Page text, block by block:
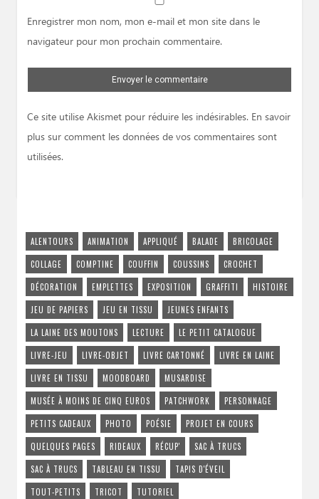
Enregistrer mon nom, mon e-mail et mon site dans le
navigateur pour mon prochain commentaire.
Ce site utilise Akismet pour réduire les indésirables. En savoir
plus sur comment les données de vos commentaires sont
utilisées.
ALENTOURS ANIMATION APPLIQUÉ BALADE
BRICOLAGE
COLLAGE
COMPTINE COUFFIN COUSSINS
CROCHET
DÉCORATION
EMPLETTES EXPOSITION GRAFFITI
HISTOIRE
JEU DE PAPIERS
JEU EN TISSU
JEUNES ENFANTS
LA LAINE DES MOUTONS
LECTURE
LE PETIT CATALOGUE
LIVRE-JEU
LIVRE-OBJET LIVRE CARTONNÉ
LIVRE EN LAINE
LIVRE EN TISSU
MOODBOARD
MUSARDISE
MUSÉE À MOINS DE CINQ EUROS
PATCHWORK
PERSONNAGE
PETITS CADEAUX
PHOTO POÉSIE
PROJET EN COURS
QUELQUES PAGES
RIDEAUX RÉCUP'
SAC À TRUCS
SAC À TRUCS
TABLEAU EN TISSU
TAPIS D'ÉVEIL
TOUT-PETITS
TRICOT TUTORIEL